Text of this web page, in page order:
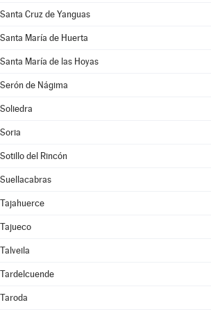
Santa Cruz de Yanguas
Santa María de Huerta
Santa María de las Hoyas
Serón de Nágima
Soliedra
Soria
Sotillo del Rincón
Suellacabras
Tajahuerce
Tajueco
Talveila
Tardelcuende
Taroda